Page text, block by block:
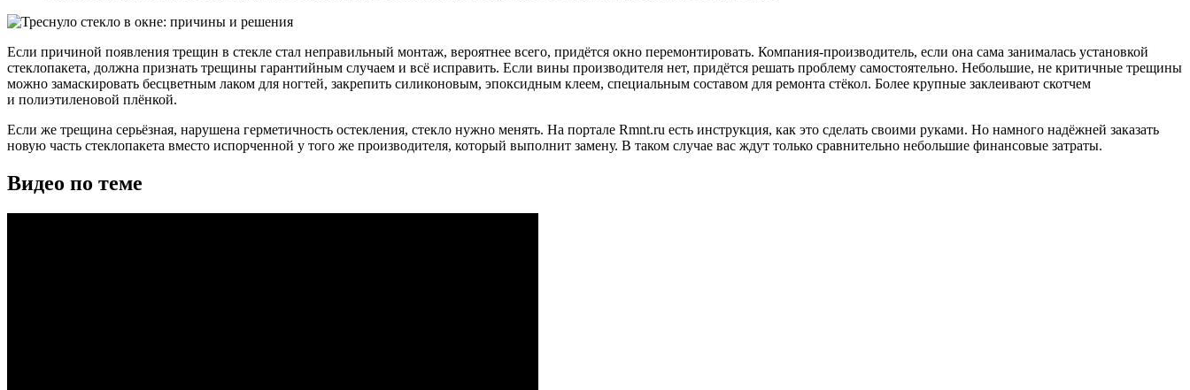
Если причиной появления трещин в стекле стал неправильный монтаж, вероятнее всего, придётся окно перемонтировать. Компания-производитель, если она сама занималась установкой
стеклопакета, должна признать трещины гарантийным случаем и всё исправить. Если вины производителя нет, придётся решать проблему самостоятельно. Небольшие, не критичные трещины
можно замаскировать бесцветным лаком для ногтей, закрепить силиконовым, эпоксидным клеем, специальным составом для ремонта стёкол. Более крупные заклеивают скотчем
и полиэтиленовой плёнкой.
Если же трещина серьёзная, нарушена герметичность остекления, стекло нужно менять. На портале Rmnt.ru есть инструкция, как это сделать своими руками. Но намного надёжней заказать
новую часть стеклопакета вместо испорченной у того же производителя, который выполнит замену. В таком случае вас ждут только сравнительно небольшие финансовые затраты.
Видео по теме